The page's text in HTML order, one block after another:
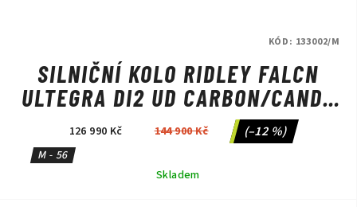
SILNIČNÍ KOLO RIDLEY FALCN
ULTEGRA DI2 UD CARBON/CANDY
RED METALLIC/SILVER
126 990 Kč 144 900 Kč (–12 %)
M - 56
Skladem
KÓD: 133002/M